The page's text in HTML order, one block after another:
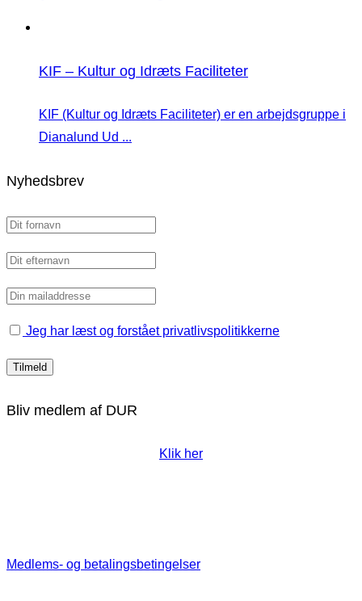
KIF – Kultur og Idræts Faciliteter
KIF (Kultur og Idræts Faciliteter) er en arbejdsgruppe i
Dianalund Ud ...
Nyhedsbrev
Jeg har læst og forstået privatlivspolitikkerne
Bliv medlem af DUR
Klik her
Medlems- og betalingsbetingelser